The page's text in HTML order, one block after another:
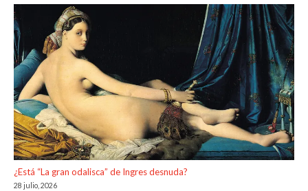
¿Está “La gran odalisca” de Ingres desnuda?
28 julio, 2026